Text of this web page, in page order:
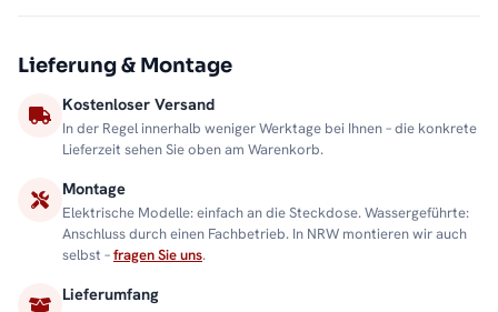
Lieferung & Montage
Kostenloser Versand
In der Regel innerhalb weniger Werktage bei Ihnen – die konkrete
Lieferzeit sehen Sie oben am Warenkorb.
Montage
Elektrische Modelle: einfach an die Steckdose. Wassergeführte:
Anschluss durch einen Fachbetrieb. In NRW montieren wir auch
selbst –fragen Sie uns.
Lieferumfang